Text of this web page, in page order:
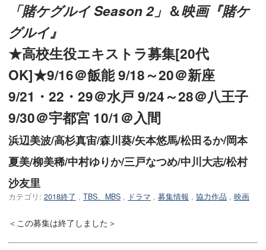
「賭ケグルイ Season 2」 ＆映画『賭ケ
グルイ』
★高校生役エキストラ募集[20代
OK]★9/16＠飯能 9/18～20＠新座
9/21・22・29＠水戸 9/24～28＠八王子
9/30＠宇都宮 10/1＠入間
浜辺美波/高杉真宙/森川葵/矢本悠馬/松田るか/岡本
夏美/柳美稀/中村ゆりか/三戸なつめ/中川大志/松村
沙友里
カテゴリ: 2018終了 , TBS、MBS , ドラマ , 募集情報 , 協力作品 , 映画
＜この募集は終了しました＞